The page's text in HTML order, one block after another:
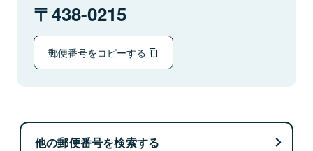
438-0215
郵便番号をコピーする
他の郵便番号を検索する